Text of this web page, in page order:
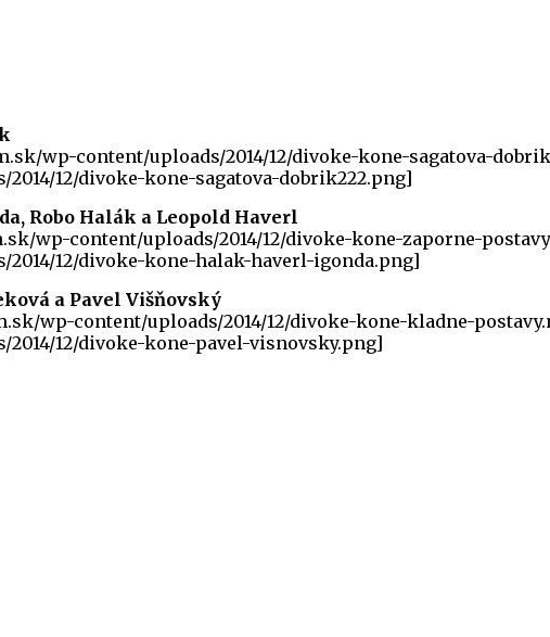
wp-content/uploads/2014/12/divoke-kone-sagatova-
12/divoke-kone-sagatova-dobrik222.png]
Robo Halák a Leopold Haverl
wp-content/uploads/2014/12/divoke-kone-zaporne-
12/divoke-kone-halak-haverl-igonda.png]
a Pavel Višňovský
wp-content/uploads/2014/12/divoke-kone-kladne-
12/divoke-kone-pavel-visnovsky.png]